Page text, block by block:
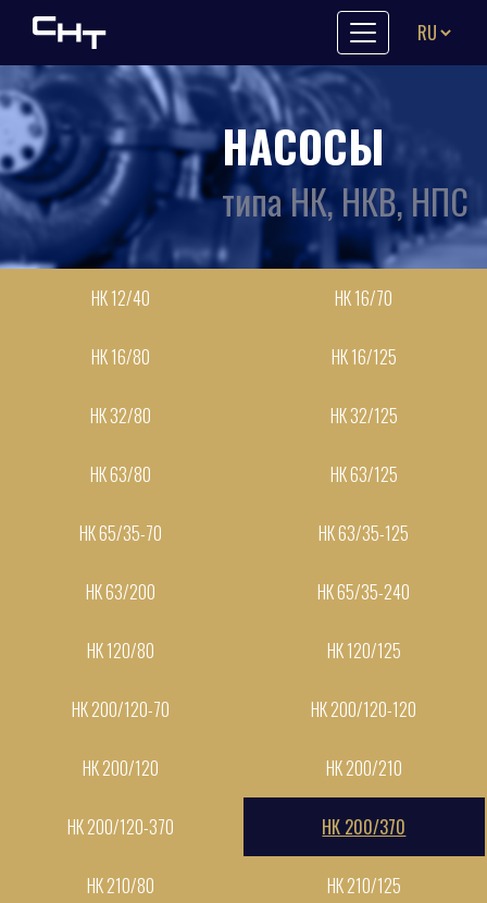
Skip to content
НАСОСЫ
типа НК, НКВ, НПС
НК 12/40 НК 16/70
НК 16/80 НК 16/125
НК 32/80 НК 32/125
НК 63/80 НК 63/125
НК 65/35-70 НК 63/35-125
НК 63/200 НК 65/35-240
НК 120/80 НК 120/125
НК 200/120-70 НК 200/120-120
НК 200/120 НК 200/210
НК 200/120-370 НК 200/370
НК 210/80 НК 210/125